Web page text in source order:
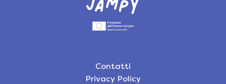
Contatti
Privacy Policy